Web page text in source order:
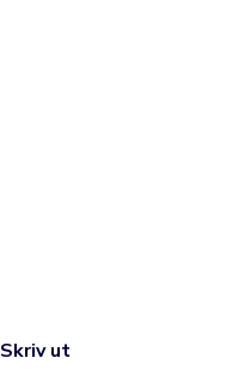
Skriv ut